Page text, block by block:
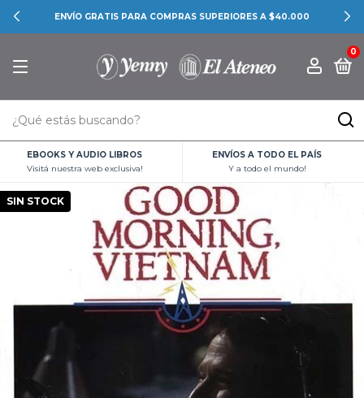
ENVÍO GRATIS PARA COMPRAS SUPERIORES A $40.000
0
EBOOKS Y AUDIO LIBROS
Visitá nuestra web exclusiva!
ENVÍOS A TODO EL PAÍS
Y a todo el mundo!
SIN STOCK